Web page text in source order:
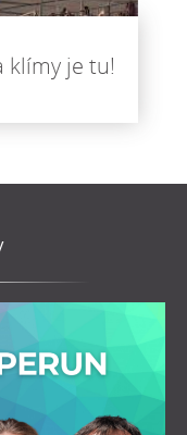
klímy je tu!